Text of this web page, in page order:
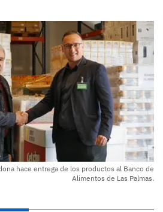
hace entrega de los productos al Banco de
Alimentos de Las Palmas.